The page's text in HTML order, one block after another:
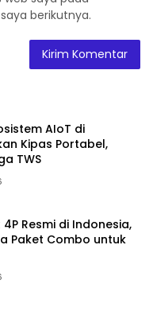
berikutnya.
AIoT di
Kipas Portabel,
TWS
Resmi di Indonesia,
Paket Combo untuk